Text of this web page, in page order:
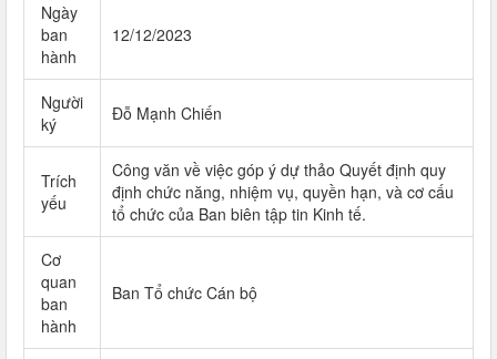
Ngày
ban
hành
12/12/2023
Người
ký
Đỗ Mạnh Chiến
Trích
yếu
Công văn về việc góp ý dự thảo Quyết định quy
định chức năng, nhiệm vụ, quyền hạn, và cơ cấu
tổ chức của Ban biên tập tin Kinh tế.
Cơ
quan
ban
hành
Ban Tổ chức Cán bộ